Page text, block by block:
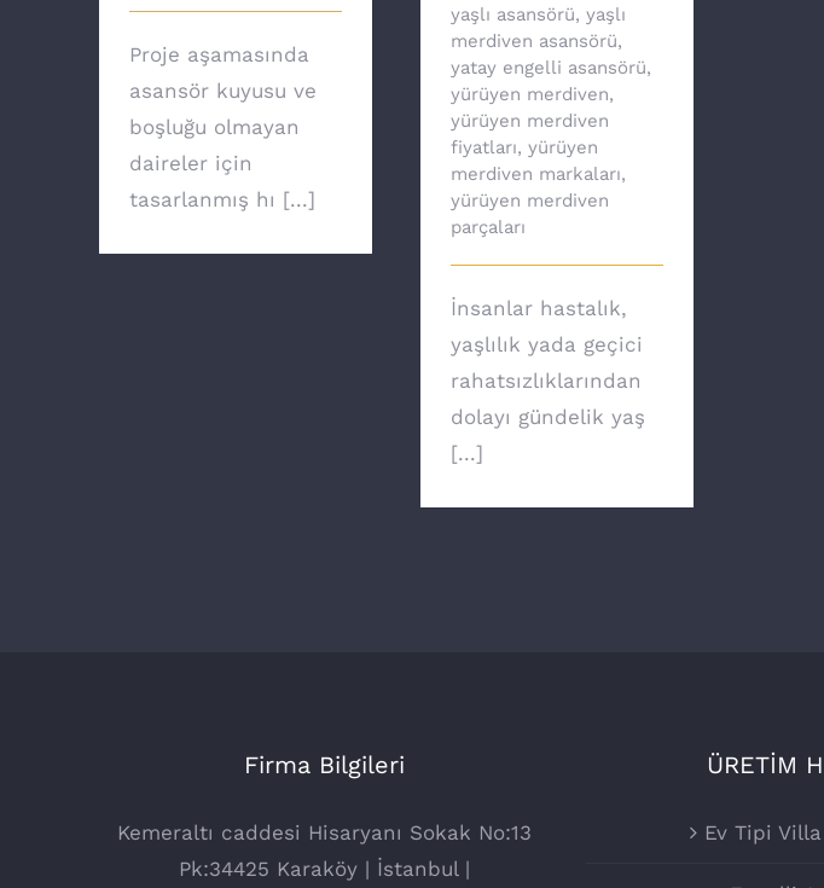
yaşlı asansörü, yaşlı
merdiven asansörü,
yatay engelli asansörü,
yürüyen merdiven,
yürüyen merdiven
fiyatları, yürüyen
merdiven markaları,
yürüyen merdiven
parçaları
İnsanlar hastalık,
yaşlılık yada geçici
rahatsızlıklarından
dolayı gündelik yaş
[...]
Proje aşamasında
asansör kuyusu ve
boşluğu olmayan
daireler için
tasarlanmış hı [...]
Firma Bilgileri
Kemeraltı caddesi Hisaryanı Sokak No:13
Pk:34425 Karaköy | İstanbul |
ÜRETİM
Ev Tipi